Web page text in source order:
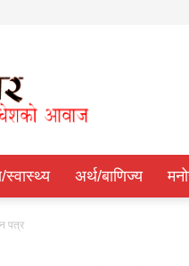
स्वास्थ्य अर्थ/बाणिज्य
पत्र